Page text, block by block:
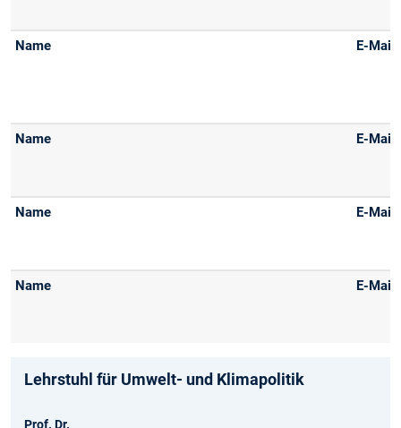
Lehrstuhl für Umwelt- und Klimapolitik
Prof. Dr.